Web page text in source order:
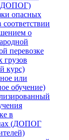
(ДОПОГ)
опасных
соответствии
о
перевозке
грузов
курс)
или
обучение)
в
(ДОПОГ